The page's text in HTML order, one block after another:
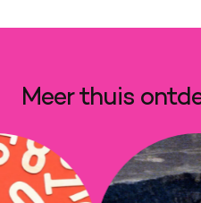
Meer thuis